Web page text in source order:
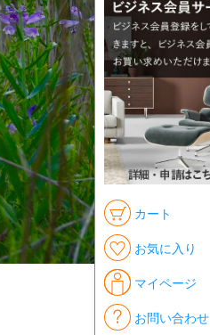
カート
お気に入り
マイページ
お問い合わせ